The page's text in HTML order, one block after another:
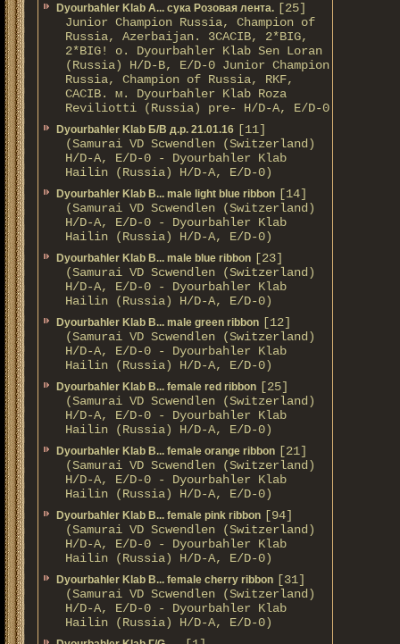
Dyourbahler Klab A... сука Розовая лента. [25]
Junior Champion Russia, Champion of
Russia, Azerbaijan. 3CACIB, 2*BIG,
2*BIG! о. Dyourbahler Klab Sen Loran
(Russia) H/D-B, E/D-0 Junior Champion
Russia, Champion of Russia, RKF,
CACIB. м. Dyourbahler Klab Roza
Reviliotti (Russia) pre- H/D-A, E/D-0
Dyourbahler Klab Б/B д.р. 21.01.16 [11]
(Samurai VD Scwendlen (Switzerland)
H/D-A, E/D-0 - Dyourbahler Klab
Hailin (Russia) H/D-A, E/D-0)
Dyourbahler Klab B... male light blue ribbon [14]
(Samurai VD Scwendlen (Switzerland)
H/D-A, E/D-0 - Dyourbahler Klab
Hailin (Russia) H/D-A, E/D-0)
Dyourbahler Klab B... male blue ribbon [23]
(Samurai VD Scwendlen (Switzerland)
H/D-A, E/D-0 - Dyourbahler Klab
Hailin (Russia) H/D-A, E/D-0)
Dyourbahler Klab B... male green ribbon [12]
(Samurai VD Scwendlen (Switzerland)
H/D-A, E/D-0 - Dyourbahler Klab
Hailin (Russia) H/D-A, E/D-0)
Dyourbahler Klab B... female red ribbon [25]
(Samurai VD Scwendlen (Switzerland)
H/D-A, E/D-0 - Dyourbahler Klab
Hailin (Russia) H/D-A, E/D-0)
Dyourbahler Klab B... female orange ribbon [21]
(Samurai VD Scwendlen (Switzerland)
H/D-A, E/D-0 - Dyourbahler Klab
Hailin (Russia) H/D-A, E/D-0)
Dyourbahler Klab B... female pink ribbon [94]
(Samurai VD Scwendlen (Switzerland)
H/D-A, E/D-0 - Dyourbahler Klab
Hailin (Russia) H/D-A, E/D-0)
Dyourbahler Klab B... female cherry ribbon [31]
(Samurai VD Scwendlen (Switzerland)
H/D-A, E/D-0 - Dyourbahler Klab
Hailin (Russia) H/D-A, E/D-0)